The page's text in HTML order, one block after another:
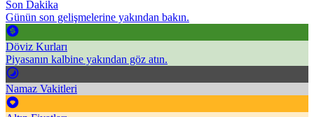
Son Dakika
Günün son gelişmelerine yakından bakın.
Döviz Kurları
Piyasanın kalbine yakından göz atın.
Namaz Vakitleri